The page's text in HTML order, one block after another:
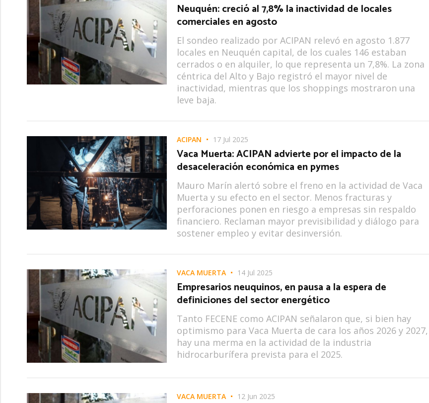
Neuquén: creció al 7,8% la inactividad de locales
comerciales en agosto
El sondeo realizado por ACIPAN relevó en agosto 1.877
locales en Neuquén capital, de los cuales 146 estaban
cerrados o en alquiler, lo que representa un 7,8%. La zona
céntrica del Alto y Bajo registró el mayor nivel de
inactividad, mientras que los shoppings mostraron una
leve baja.
ACIPAN 17 Jul 2025
Vaca Muerta: ACIPAN advierte por el impacto de la
desaceleración económica en pymes
Mauro Marín alertó sobre el freno en la actividad de Vaca
Muerta y su efecto en el sector. Menos fracturas y
perforaciones ponen en riesgo a empresas sin respaldo
financiero. Reclaman mayor previsibilidad y diálogo para
sostener empleo y evitar desinversión.
VACA MUERTA 14 Jul 2025
Empresarios neuquinos, en pausa a la espera de
definiciones del sector energético
Tanto FECENE como ACIPAN señalaron que, si bien hay
optimismo para Vaca Muerta de cara los años 2026 y 2027,
hay una merma en la actividad de la industria
hidrocarburífera prevista para el 2025.
VACA MUERTA 12 Jun 2025